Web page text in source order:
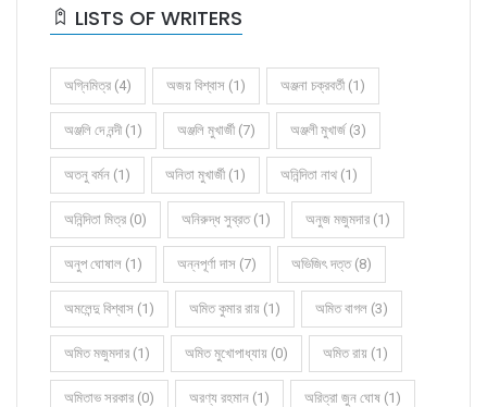
LISTS OF WRITERS
অগ্নিমিত্র (4) অজয় বিশ্বাস (1) অঞ্জনা চক্রবর্তী (1)
অঞ্জলি দে নন্দী (1) অঞ্জলি মুখার্জী (7) অঞ্জলী মুখার্জ (3)
অতনু বর্মন (1) অনিতা মুখার্জী (1) অনিন্দিতা নাথ (1)
অনিন্দিতা মিত্র (0) অনিরুদ্ধ সুব্রত (1) অনুজ মজুমদার (1)
অনুপ ঘোষাল (1) অন্নপূর্ণা দাস (7) অভিজিৎ দত্ত (8)
অমলেন্দু বিশ্বাস (1) অমিত কুমার রায় (1) অমিত বাগল (3)
অমিত মজুমদার (1) অমিত মুখোপাধ্যায় (0) অমিত রায় (1)
অমিতাভ সরকার (0) অরণ্য রহমান (1) অরিত্রা জুন ঘোষ (1)